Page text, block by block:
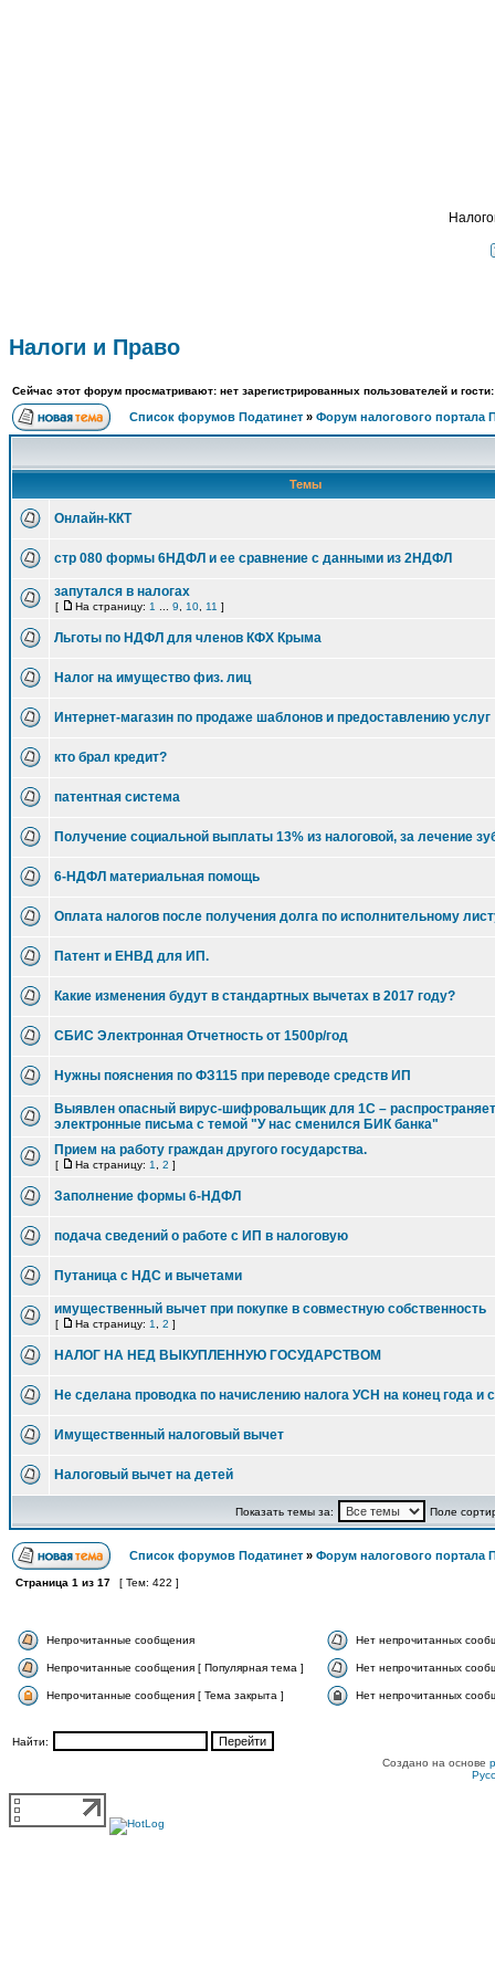
Налоги и Право
Сейчас этот форум просматривают: нет зарегистрированных пользователей и
Список форумов Податинет » Форум налогового портала
Темы
Онлайн-ККТ
стр 080 формы 6НДФЛ и ее сравнение с данными из 2НДФЛ
запутался в налогах
[ На страницу: 1 9 10 11 ]
Льготы по НДФЛ для членов КФХ Крыма
Налог на имущество физ. лиц
Интернет-магазин по продаже шаблонов и предоставлению услуг
кто брал кредит?
патентная система
Получение социальной выплаты 13% из налоговой, за лечение
6-НДФЛ материальная помощь
Оплата налогов после получения долга по исполнительному
Патент и ЕНВД для ИП.
Какие изменения будут в стандартных вычетах в 2017 году?
СБИС Электронная Отчетность от 1500р/год
Нужны пояснения по ФЗ115 при переводе средств ИП
Выявлен опасный вирус-шифровальщик для 1С –
электронные письма с темой "У нас сменился БИК банка"
Прием на работу граждан другого государства.
[ На страницу: 1 2 ]
Заполнение формы 6-НДФЛ
подача сведений о работе с ИП в налоговую
Путаница с НДС и вычетами
имущественный вычет при покупке в совместную собственность
[ На страницу: 1 2 ]
НАЛОГ НА НЕД ВЫКУПЛЕННУЮ ГОСУДАРСТВОМ
Не сделана проводка по начислению налога УСН на конец года и
Имущественный налоговый вычет
Налоговый вычет на детей
Показать темы за: Поле
Список форумов Податинет » Форум налогового портала
Страница 1 из 17 [ Тем: 422 ]
Непрочитанные сообщения Нет непрочитанных
Непрочитанные сообщения [ Популярная тема ] Нет непрочитанных
Непрочитанные сообщения [ Тема закрыта ] Нет непрочитанных
Найти:
Создано на основе